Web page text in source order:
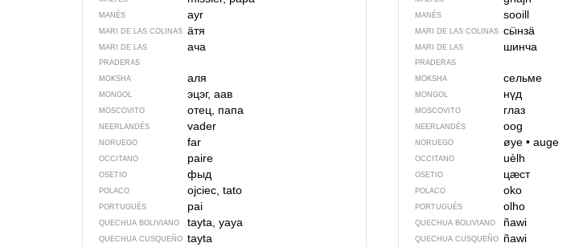
MANÉS ayr
MARI DE LAS COLINAS ӓтя
MARI DE LAS
PRADERAS
ача
MOKSHA аля
MONGOL эцэг, аав
MOSCOVITO отец, папа
NEERLANDÉS vader
NORUEGO far
OCCITANO paire
OSETIO фыд
POLACO ojciec, tato
PORTUGUÉS pai
QUECHUA BOLIVIANO tayta, yaya
QUECHUA CUSQUEÑO tayta
MANÉS sooill
MARI DE LAS COLINAS сӹнзӓ
MARI DE LAS
PRADERAS
шинча
MOKSHA сельме
MONGOL нүд
MOSCOVITO глаз
NEERLANDÉS oog
NORUEGO øye • auge
OCCITANO uèlh
OSETIO цӕст
POLACO oko
PORTUGUÉS olho
QUECHUA BOLIVIANO ñawi
QUECHUA CUSQUEÑO ñawi